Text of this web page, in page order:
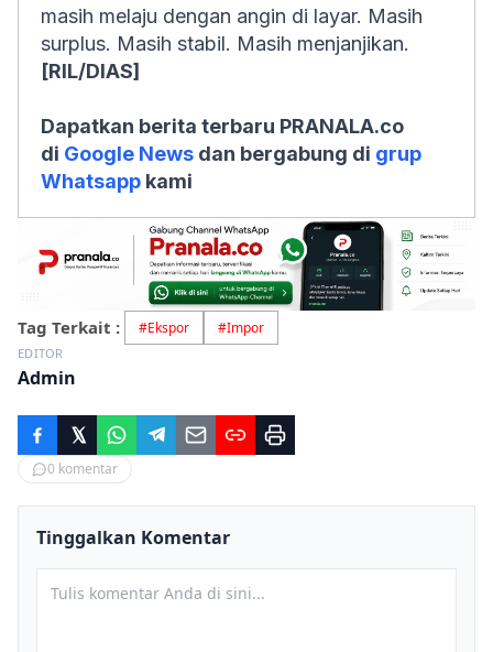
masih melaju dengan angin di layar. Masih
surplus. Masih stabil. Masih menjanjikan.
[RIL/DIAS]
Dapatkan berita terbaru PRANALA.co
di Google News dan bergabung di grup
Whatsapp kami
Tag Terkait : #Ekspor #Impor
EDITOR
Admin
0 komentar
Tinggalkan Komentar